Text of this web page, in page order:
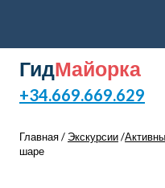
ГидМайорка
+34.669.669.629
Главная / Экскурсии/
шаре